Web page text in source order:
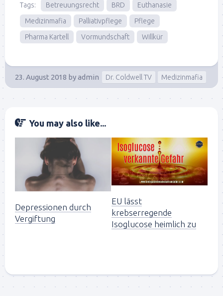
Tags: Betreuungsrecht BRD
Euthanasie
Medizinmafia
Palliativpflege
Pflege
Pharma Kartell
Vormundschaft Willkür
23. August 2018 byadmin Dr. Coldwell TV Medizinmafia
You may also like...
Depressionen durch
Vergiftung
EU lässt
krebserregende
Isoglucose heimlich zu